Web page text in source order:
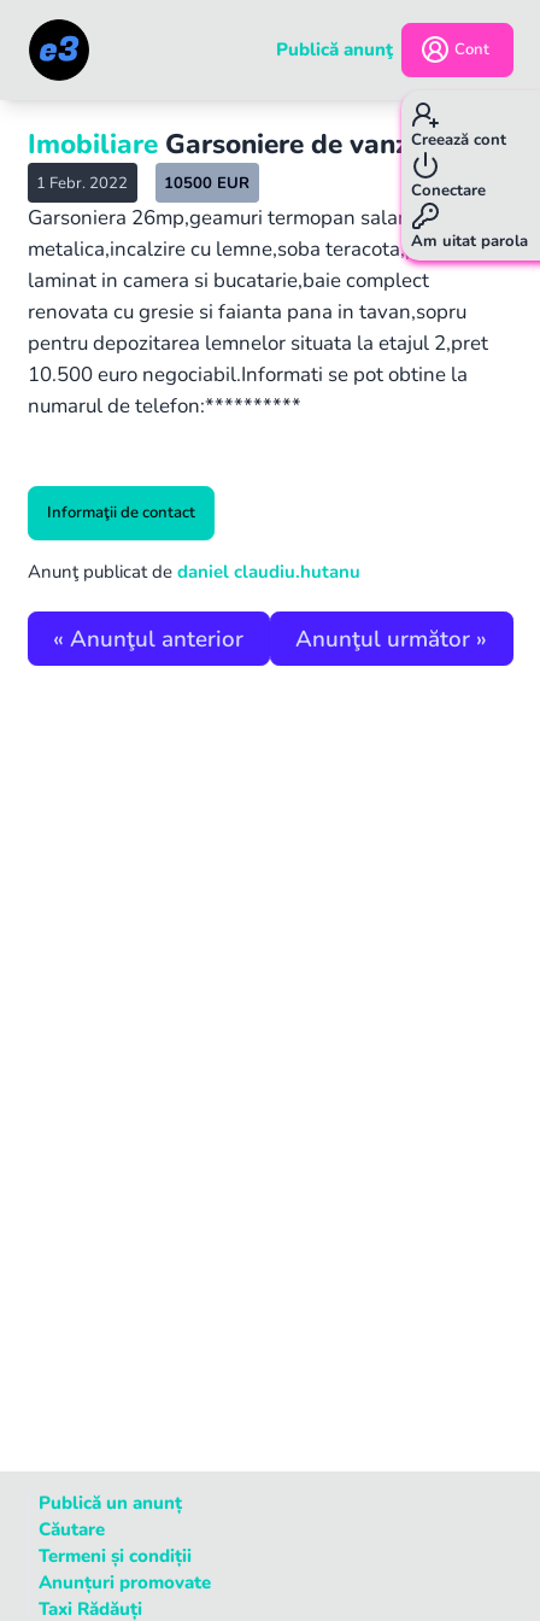
Publică anunţ Cont
Creează cont
Conectare
Am uitat parola
Imobiliare Garsoniere de vanzare
1 Febr. 2022 10500 EUR
Garsoniera 26mp,geamuri termopan salamander,usa
metalica,incalzire cu lemne,soba teracota,parchet
laminat in camera si bucatarie,baie complect
renovata cu gresie si faianta pana in tavan,sopru
pentru depozitarea lemnelor situata la etajul 2,pret
10.500 euro negociabil.Informati se pot obtine la
numarul de telefon:**********
Informaţii de contact
Anunţ publicat de daniel claudiu.hutanu
« Anunţul anterior Anunţul următor »
Publică un anunț
Căutare
Termeni și condiții
Anunțuri promovate
Taxi Rădăuți